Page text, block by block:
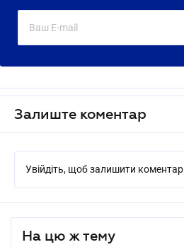
Залиште коментар
Увійдіть, щоб залишити коментар
На цю ж тему